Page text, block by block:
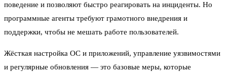
поведение и позволяют быстро реагировать на инциденты. Но
программные агенты требуют грамотного внедрения и
поддержки, чтобы не мешать работе пользователей.
Жёсткая настройка ОС и приложений, управление уязвимостями
и регулярные обновления — это базовые меры, которые